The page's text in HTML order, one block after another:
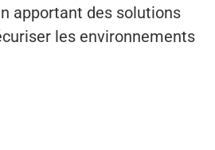
apportant des solutions
les environnements